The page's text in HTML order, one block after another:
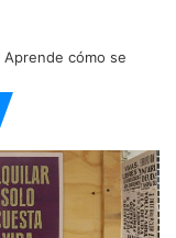
Aprende cómo se